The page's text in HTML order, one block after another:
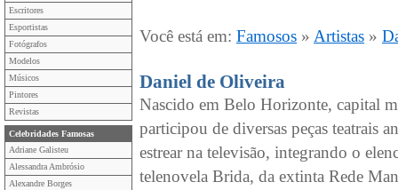
Escritores
Esportistas
Fotógrafos
Modelos
Músicos
Pintores
Revistas
Celebridades Famosas
Adriane Galisteu
Alessandra Ambrósio
Alexandre Borges
Você está em: Famosos » Artistas »
Daniel de Oliveira
Nascido em Belo Horizonte, capital
participou de diversas peças teatrais
estrear na televisão, integrando o
telenovela Brida, da extinta Rede